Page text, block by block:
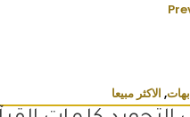
, الاكثر مبيعا